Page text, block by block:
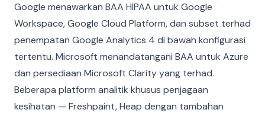
Google menawarkan BAA HIPAA untuk Google
Workspace, Google Cloud Platform, dan subset terhad
penempatan Google Analytics 4 di bawah konfigurasi
tertentu. Microsoft menandatangani BAA untuk Azure
dan persediaan Microsoft Clarity yang terhad.
Beberapa platform analitik khusus penjagaan
kesihatan — Freshpaint, Heap dengan tambahan